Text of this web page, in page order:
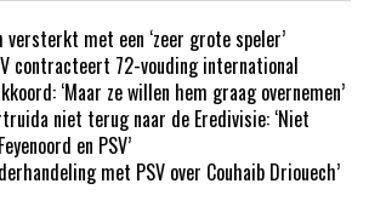
met een ‘zeer grote speler’
contracteert 72-vouding international
‘Maar ze willen hem graag overnemen’
niet terug naar de Eredivisie: ‘Niet
en PSV’
met PSV over Couhaib Driouech’